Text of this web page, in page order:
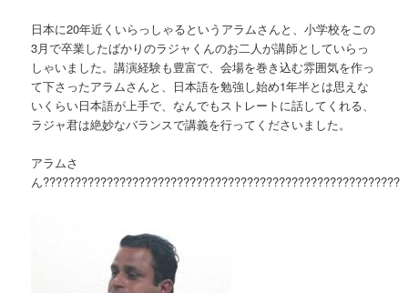
日本に20年近くいらっしゃるというアラムさんと、小学校をこの
3月で卒業したばかりのラジャくんのお二人が講師としていらっ
しゃいました。講演経験も豊富で、会場を巻き込む雰囲気を作っ
て下さったアラムさんと、日本語を勉強し始め1年半とは思えな
いくらい日本語が上手で、なんでもストレートに話してくれる、
ラジャ君は絶妙なバランスで講義を行ってくださいました。
アラムさ
ん????????????????????????????????????????????????????????